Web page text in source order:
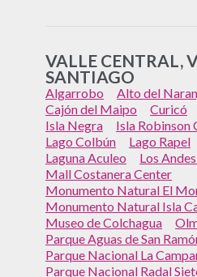
VALLE CENTRAL,
SANTIAGO
Algarrobo Alto del
Cajón del Maipo
Curicó
Isla Negra
Isla Robinson
Lago Colbún
Lago Rapel
Laguna Aculeo
Los
Mall Costanera Center
Monumento Natural El
Monumento Natural Isla
Museo de Colchagua
Parque Aguas de San
Parque Nacional La
Parque Nacional Radal